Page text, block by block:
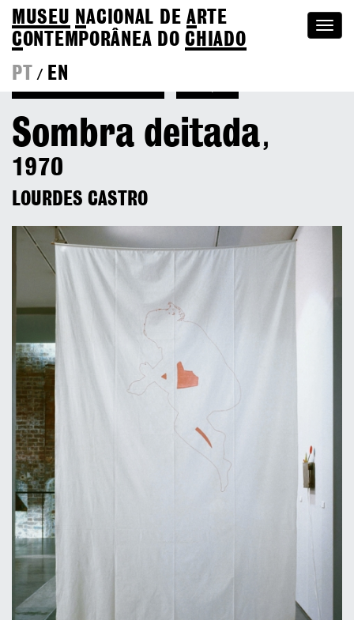
MUSEU NACIONAL DEA RTE
CONTEMPORÂNEA DOCHIADO
PT
/ EN
Sombra deitada,
1970
LOURDES CASTRO